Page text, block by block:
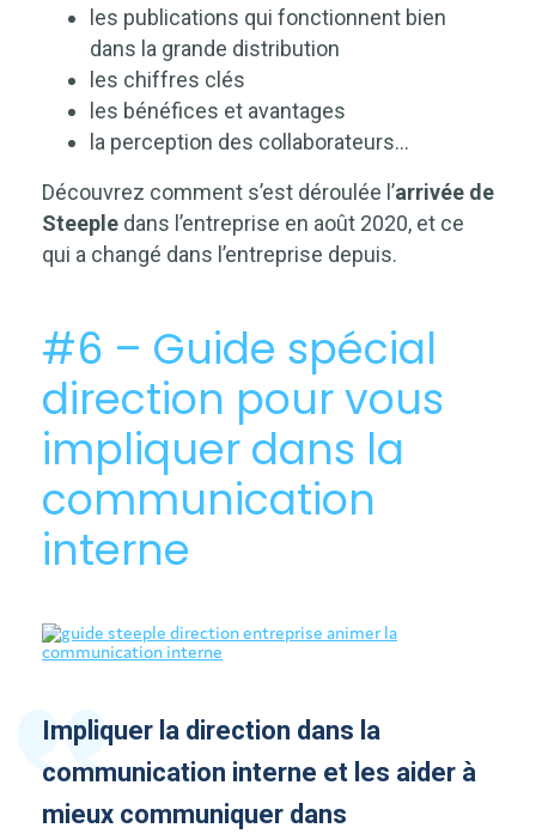
les publications qui fonctionnent bien
dans la grande distribution
les chiffres clés
les bénéfices et avantages
la perception des collaborateurs…
Découvrez comment s’est déroulée l’arrivée de
Steeple dans l’entreprise en août 2020, et ce
qui a changé dans l’entreprise depuis.
#6 – Guide spécial
direction pour vous
impliquer dans la
communication
interne
Impliquer la direction dans la
communication interne et les aider à
mieux communiquer dans